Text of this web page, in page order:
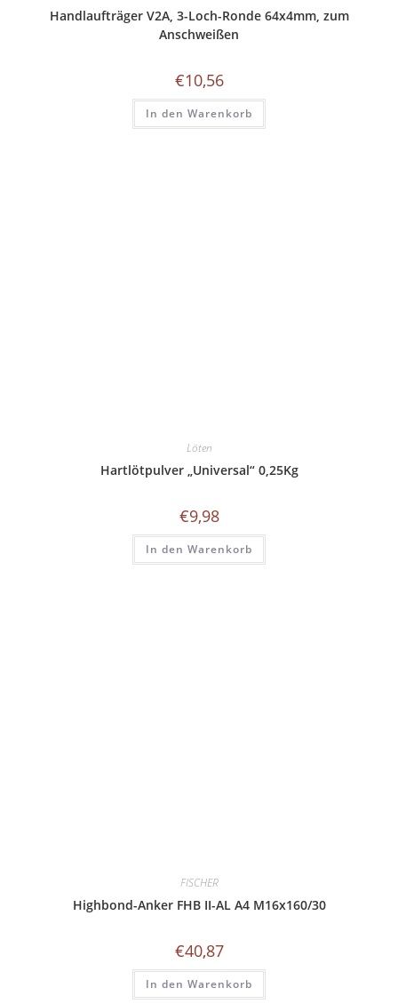
Handlaufträger V2A, 3-Loch-Ronde 64x4mm, zum
Anschweißen
€10,56
In den Warenkorb
Löten
Hartlötpulver „Universal“ 0,25Kg
€9,98
In den Warenkorb
FISCHER
Highbond-Anker FHB II-AL A4 M16x160/30
€40,87
In den Warenkorb